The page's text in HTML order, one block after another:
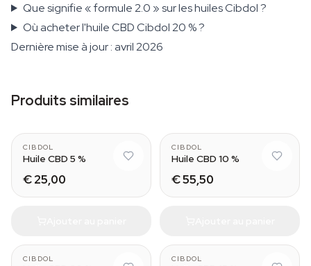
Que signifie « formule 2.0 » sur les huiles Cibdol ?
Où acheter l'huile CBD Cibdol 20 % ?
Dernière mise à jour : avril 2026
Produits similaires
CIBDOL
Huile CBD 5 %
€ 25,00
CIBDOL
Huile CBD 10 %
€ 55,50
CIBDOL CIBDOL